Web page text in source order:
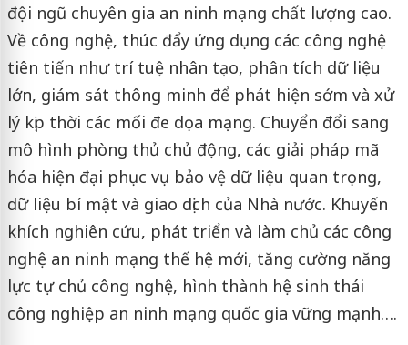
đội ngũ chuyên gia an ninh mạng chất lượng cao.
Về công nghệ, thúc đẩy ứng dụng các công nghệ
tiên tiến như trí tuệ nhân tạo, phân tích dữ liệu
lớn, giám sát thông minh để phát hiện sớm và xử
lý kịp thời các mối đe dọa mạng. Chuyển đổi sang
mô hình phòng thủ chủ động, các giải pháp mã
hóa hiện đại phục vụ bảo vệ dữ liệu quan trọng,
dữ liệu bí mật và giao dịch của Nhà nước. Khuyến
khích nghiên cứu, phát triển và làm chủ các công
nghệ an ninh mạng thế hệ mới, tăng cường năng
lực tự chủ công nghệ, hình thành hệ sinh thái
công nghiệp an ninh mạng quốc gia vững mạnh….